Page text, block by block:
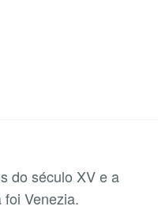
do século XV e a
Venezia.